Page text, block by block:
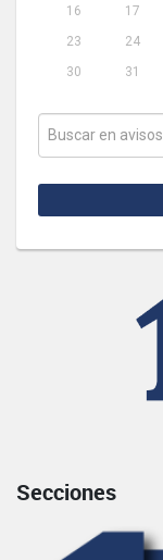
16
17
23
24
30
31
Secciones